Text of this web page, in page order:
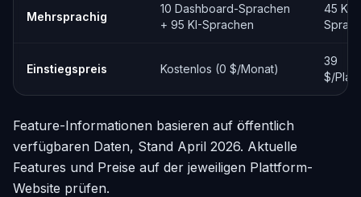
Mehrsprachig
10 Dashboard-Sprachen
+ 95 KI-Sprachen
45 KI-
Einstiegspreis Kostenlos (0 $/Monat)
39
$/
Feature-Informationen basieren auf öffentlich
verfügbaren Daten, Stand April 2026. Aktuelle
Features und Preise auf der jeweiligen Plattform-
Website prüfen.